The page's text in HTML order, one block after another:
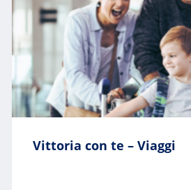
Vittoria con te – Viaggi